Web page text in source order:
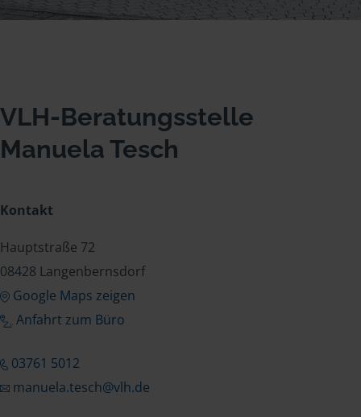
VLH-Beratungsstelle
Manuela Tesch
Kontakt
Hauptstraße 72
08428 Langenbernsdorf
Google Maps zeigen
Anfahrt zum Büro
03761 5012
manuela.tesch@vlh.de